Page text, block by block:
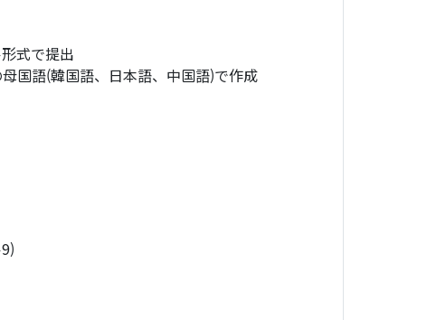
式で提出
国語(韓国語、日本語、中国語)で作成